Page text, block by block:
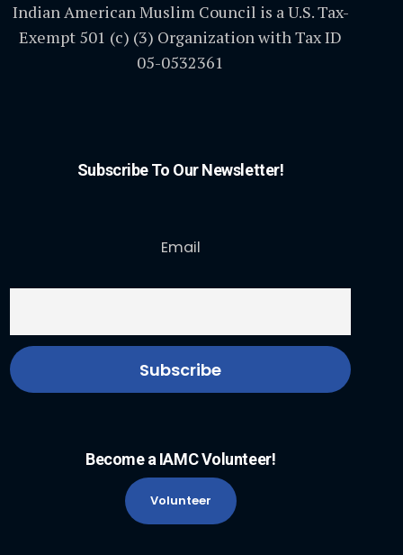
Indian American Muslim Council is a U.S. Tax-
Exempt 501 (c) (3) Organization with Tax ID
05-0532361
Subscribe To Our Newsletter!
Email
Become a IAMC Volunteer!
Volunteer